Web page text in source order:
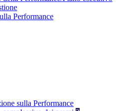
Performance
sulla Performance